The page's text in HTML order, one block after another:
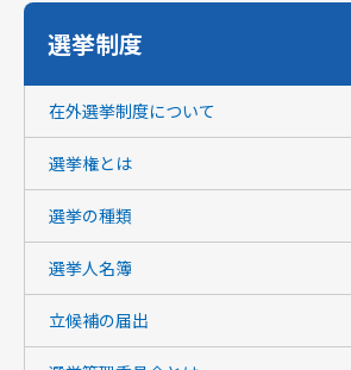
選挙制度
在外選挙制度について
選挙権とは
選挙の種類
選挙人名簿
立候補の届出